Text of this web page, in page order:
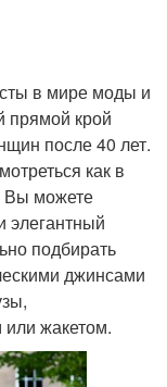
в мире моды и
прямой крой
после 40 лет.
как в
Вы можете
элегантный
подбирать
джинсами
жакетом.